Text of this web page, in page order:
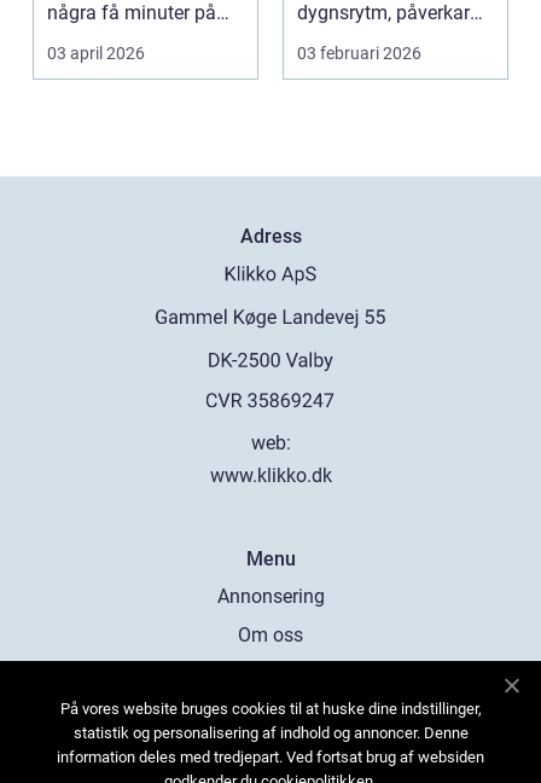
några få minuter på
sig. För varje minut
utan...
03 april 2026
dygnsrytm, påverkar
humör, sömn och ene...
03 februari 2026
Adress
web:
www.klikko.dk
Menu
Annonsering
Om oss
Kontakta oss
Sitemap
På vores website bruges cookies til at huske dine indstillinger,
statistik og personalisering af indhold og annoncer. Denne
information deles med tredjepart. Ved fortsat brug af websiden